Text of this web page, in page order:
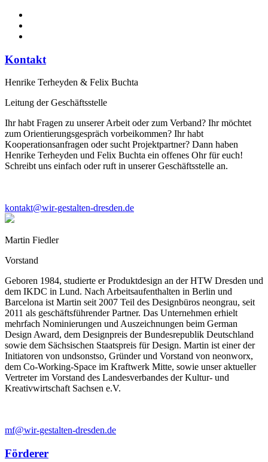
Kontakt
Henrike Terheyden & Felix Buchta
Leitung der Geschäftsstelle
Ihr habt Fragen zu unserer Arbeit oder zum Verband? Ihr möchtet
zum Orientierungsgespräch vorbeikommen? Ihr habt
Kooperationsanfragen oder sucht Projektpartner? Dann haben
Henrike Terheyden und Felix Buchta ein offenes Ohr für euch!
Schreibt uns einfach oder ruft in unserer Geschäftsstelle an.
kontakt@wir-gestalten-dresden.de
Martin Fiedler
Vorstand
Geboren 1984, studierte er Produktdesign an der HTW Dresden und
dem IKDC in Lund. Nach Arbeitsaufenthalten in Berlin und
Barcelona ist Martin seit 2007 Teil des Designbüros neongrau, seit
2011 als geschäftsführender Partner. Das Unternehmen erhielt
mehrfach Nominierungen und Auszeichnungen beim German
Design Award, dem Designpreis der Bundesrepublik Deutschland
sowie dem Sächsischen Staatspreis für Design. Martin ist einer der
Initiatoren von undsonstso, Gründer und Vorstand von neonworx,
dem Co-Working-Space im Kraftwerk Mitte, sowie unser aktueller
Vertreter im Vorstand des Landesverbandes der Kultur- und
Kreativwirtschaft Sachsen e.V.
mf@wir-gestalten-dresden.de
Förderer